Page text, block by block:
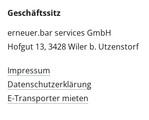
Geschäftssitz
erneuer.bar services GmbH
Hofgut 13, 3428 Wiler b. Utzenstorf
Impressum
Datenschutzerklärung
E-Transporter mieten